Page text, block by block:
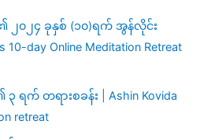
၂၀၂၄ ခုနှစ် (၁၀)ရက် အွန်လိုင်း
10-day Online Meditation Retreat
ရက် တရားစခန်း | Ashin Kovida
retreat